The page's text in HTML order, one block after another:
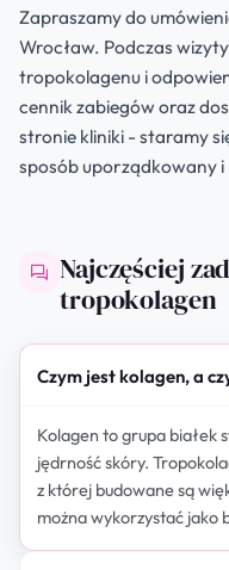
Zapraszamy do
Wrocław. Podczas
tropokolagenu i
cennik zabiegów oraz
stronie kliniki - staramy
sposób uporządkowany i
Najczęściej
tropokolagen
Czym jest kolagen, a
Kolagen to grupa białek
jędrność skóry.
z której budowane są
można wykorzystać jako